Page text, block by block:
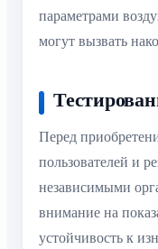
параметрами
могут вызвать
Перед
пользователей и
независимыми
внимание на
устойчивость к